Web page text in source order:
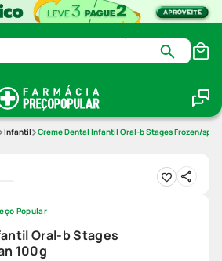
Infantil Creme Dental Infantil Oral-b Stages Frozen/
Oral-b Stages
100g
Popular